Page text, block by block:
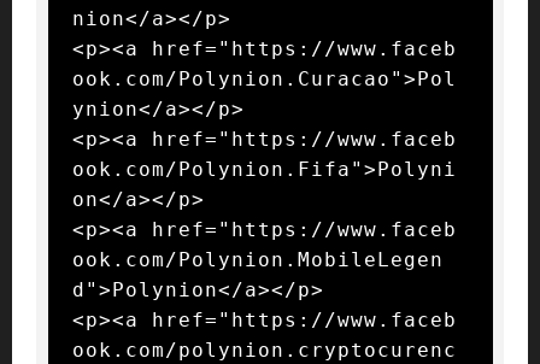
nion</a></p>
<p><a href="https://www.faceb
ook.com/Polynion.Curacao">Pol
ynion</a></p>
<p><a href="https://www.faceb
ook.com/Polynion.Fifa">Polyni
on</a></p>
<p><a href="https://www.faceb
ook.com/Polynion.MobileLegen
d">Polynion</a></p>
<p><a href="https://www.faceb
ook.com/polynion.cryptocurenc